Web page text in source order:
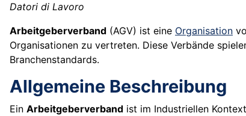
Datori di Lavoro
Arbeitgeberverband (AGV) ist eine Organisation
Organisationen zu vertreten. Diese Verbände
Branchenstandards.
Allgemeine Beschreibung
Ein Arbeitgeberverband ist im Industriellen